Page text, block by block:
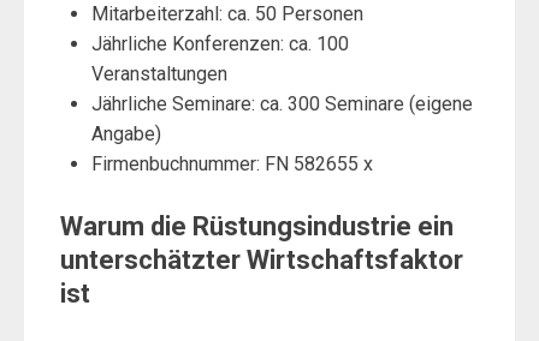
Mitarbeiterzahl: ca. 50 Personen
Jährliche Konferenzen: ca. 100
Veranstaltungen
Jährliche Seminare: ca. 300 Seminare (eigene
Angabe)
Firmenbuchnummer: FN 582655 x
Warum die Rüstungsindustrie ein
unterschätzter Wirtschaftsfaktor
ist